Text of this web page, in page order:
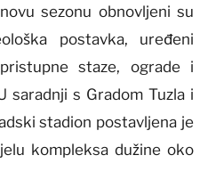
sezonu obnovljeni su
postavka, uređeni
staze, ograde i
saradnji s Gradom Tuzla i
stadion postavljena je
kompleksa dužine oko